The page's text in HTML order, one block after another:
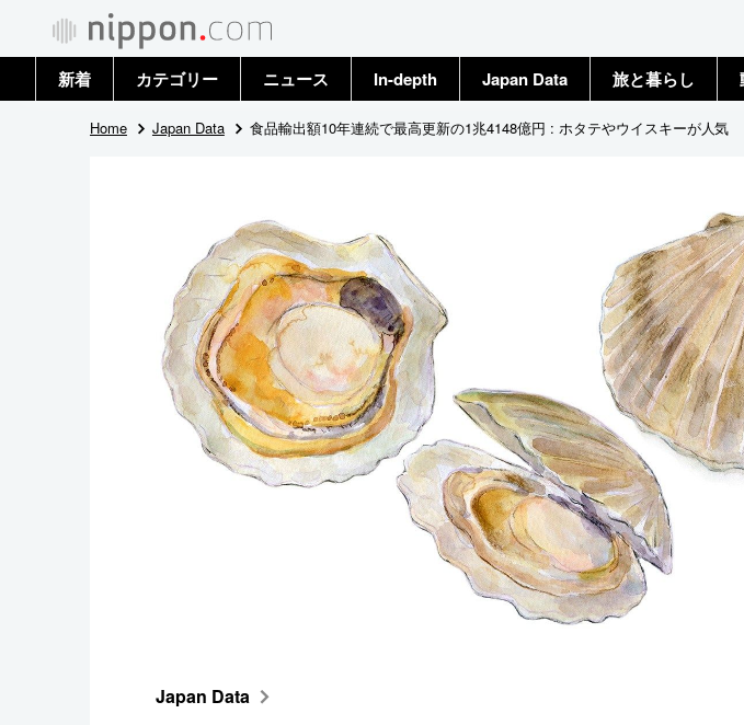
新着 カテゴリー
政治・外交
文化
科学・技術
ニュース
トップ
In-depth Japan Data 旅と暮らし
Home Japan Data 食品輸出額10年連続で最高更新の1兆4148億円 : ホタテやウイスキーが人気
Japan Data